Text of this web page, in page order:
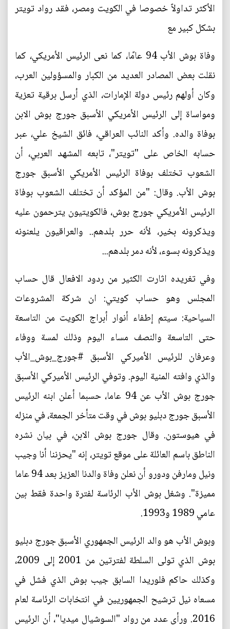
الأكثر تداولاً خصوصا في الكويت ومصر، فقد رواد تويتر
بشكل كبير مع
وفاة بوش الأب 94 عامًا، كما نعى الرئيس الأمريكي، كما
نقلت بعض المصادر العديد من الكبار والمسؤولين العرب،
وكان أولهم رئيس دولة الإمارات، الذي أرسل برقية تعزية
ومواساة إلى الرئيس الأمريكي الأسبق جورج بوش الابن
بوفاة والده. وأكد النائب العراقي، فائق الشيخ علي، عبر
حسابه الخاص على "تويتر"، تابعه المشهد العربي، أن
الشعوب تختلف بوفاة الرئيس الأمريكي الأسبق جورج
بوش الأب. وقال: "من المؤكد أن تختلف الشعوب بوفاة
الرئيس الأمريكي جورج بوش، فالكويتيون يترحمون عليه
ويذكرونه بخير، لأنه حرر بلدهم.. والعراقيون يلعنونه
ويذكرونه بسوء، لأنه دمر بلدهم...
وفي تغريده اثارت الكثير من ردود الافعال قال حساب
المجلس وهو حساب كويتي: ان شركة المشروعات
السياحية: سيتم إطفاء أنوار أبراج الكويت من التاسعة
حتى التاسعة والنصف مساء اليوم وذلك لمسة ووفاء
وعرفان للرئيس الأميركي الأسبق #جورج_بوش_الأب
والذي وافته المنية اليوم. وتوفي الرئيس الأميركي الأسبق
جورج بوش الأب عن 94 عاما، حسبما أعلن ابنه الرئيس
الأسبق جورج دبليو بوش في وقت متأخر الجمعة، في منزله
في هيوستون. وقال جورج بوش الابن، في بيان نشره
الناطق باسم العائلة على موقع تويتر، إنه "يحزننا أنا وجيب
ونيل ومارفن ودورو أن نعلن وفاة والدنا العزيز بعد 94 عاما
مميزة". وشغل بوش الأب الرئاسة لفترة واحدة فقط بين
عامي 1989 و1993.
وبوش الأب هو والد الرئيس الجمهوري الأسبق جورج دبليو
بوش الذي تولى السلطة لفترتين من 2001 إلى 2009،
وكذلك حاكم فلوريدا السابق جيب بوش الذي فشل في
مسعاه نيل ترشيح الجمهوريين في انتخابات الرئاسة لعام
2016. ورأى عدد من رواد "السوشيال ميديا"، أن الرئيس